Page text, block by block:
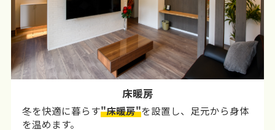
床暖房
冬を快適に暮らす"床暖房"を設置し、足元から身体
を温めます。